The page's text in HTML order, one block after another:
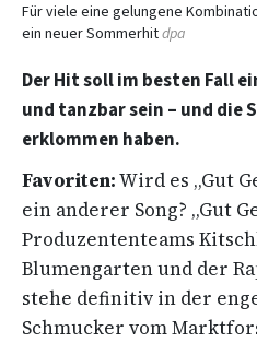
Für viele eine gelungene
ein neuer Sommerhitdpa
Der Hit soll im besten Fall
und tanzbar sein – und die
erklommen haben.
Favoriten:Wird es „Gut
ein anderer Song? „Gut
Produzententeams
Blumengarten und der
stehe definitiv in der
Schmucker vom